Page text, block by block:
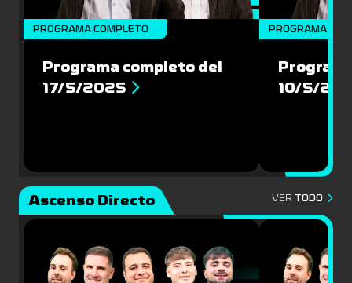
PROGRAMA COMPLETO
Programa completo del
17/5/2025
PROGRAMA
10/5/
Ascenso Directo VER TODO